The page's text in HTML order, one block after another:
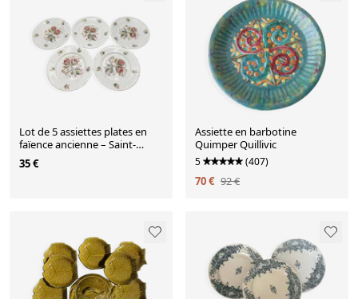
Lot de 5 assiettes plates en
faïence ancienne – Saint-
Amand – "Anémone"
35 €
Assiette en barbotine
Quimper Quillivic
5 (407)
70 € 92 €